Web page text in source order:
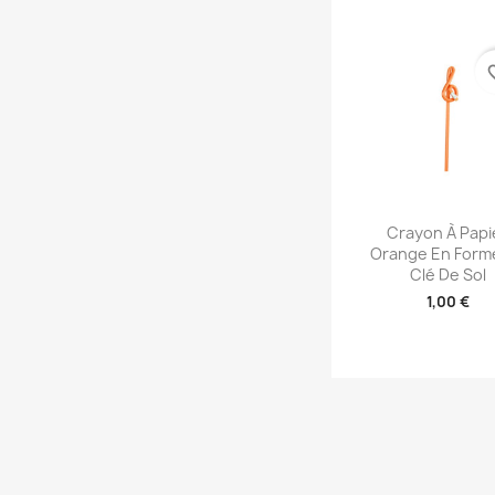
Aperçu
Crayon À
Orange En
Clé De Sol
1,00 €